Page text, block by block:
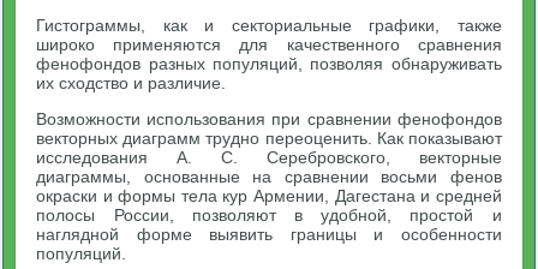
Гистограммы, как и секториальные графики, также
широко применяются для качественного сравнения
фенофондов разных популяций, позволяя обнаруживать
их сходство и различие.
Возможности использования при сравнении фенофондов
векторных диаграмм трудно переоценить. Как показывают
исследования А. С. Серебровского, векторные
диаграммы, основанные на сравнении восьми фенов
окраски и формы тела кур Армении, Дагестана и средней
полосы России, позволяют в удобной, простой и
наглядной форме выявить границы и особенности
популяций.